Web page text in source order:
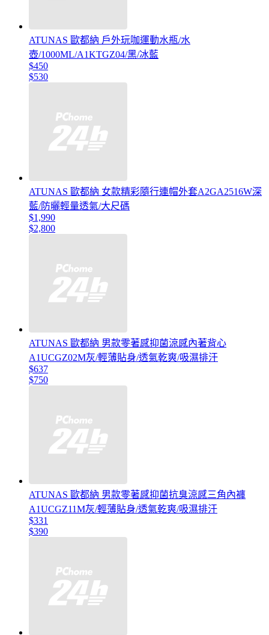
ATUNAS 歐都納 戶外玩咖運動水瓶/水
壺/1000ML/A1KTGZ04/黑/冰藍
$450
$530
ATUNAS 歐都納 女款精彩隨行連帽外套A2GA2516W深
藍/防曬輕量透氣/大尺碼
$1,990
$2,800
ATUNAS 歐都納 男款零著感抑菌涼感內著背心
A1UCGZ02M灰/輕薄貼身/透氣乾爽/吸濕排汗
$637
$750
ATUNAS 歐都納 男款零著感抑菌抗臭涼感三角內褲
A1UCGZ11M灰/輕薄貼身/透氣乾爽/吸濕排汗
$331
$390